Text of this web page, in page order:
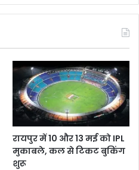
रायपुर में 10 और 13 मई को IPL
मुकाबले, कल से टिकट बुकिंग
शुरू